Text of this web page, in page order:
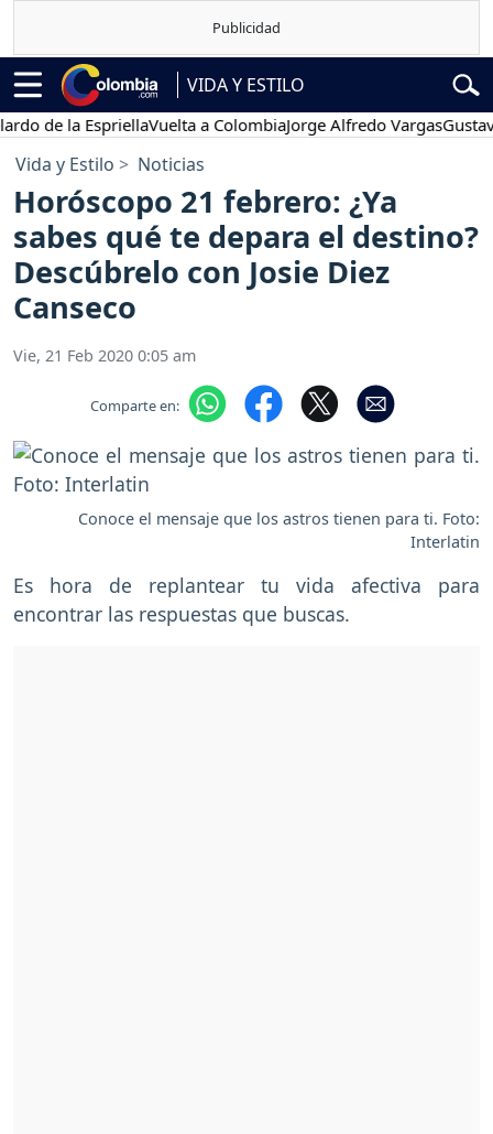
VIDA Y ESTILO
la EspriellaVuelta a ColombiaJorge Alfredo VargasGustavo
Vida y Estilo Noticias
Horóscopo 21 febrero: ¿Ya
sabes qué te depara el destino?
Descúbrelo con Josie Diez
Canseco
Vie, 21 Feb 2020 0:05 am
Comparte en:
Conoce el mensaje que los astros tienen para ti. Foto:
Interlatin
Es hora de replantear tu vida afectiva para
encontrar las respuestas que buscas.